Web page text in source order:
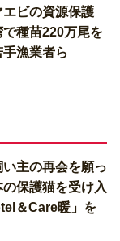
エビの資源保護
種苗220万尾を
漁業者ら
主の再会を願っ
保護猫を受け入
＆Care暖」を